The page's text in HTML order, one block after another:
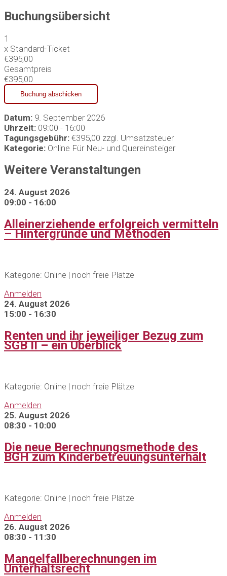
Buchungsübersicht
1
x Standard-Ticket
€395,00
Gesamtpreis
€395,00
Datum: 9. September 2026
Uhrzeit: 09:00 - 16:00
Tagungsgebühr: €395,00 zzgl. Umsatzsteuer
Kategorie: Online Für Neu- und Quereinsteiger
Weitere Veranstaltungen
24. August 2026
09:00 - 16:00
Alleinerziehende erfolgreich vermitteln
– Hintergründe und Methoden
Kategorie: Online | noch freie Plätze
Anmelden
24. August 2026
15:00 - 16:30
Renten und ihr jeweiliger Bezug zum
SGB II – ein Überblick
Kategorie: Online | noch freie Plätze
Anmelden
25. August 2026
08:30 - 10:00
Die neue Berechnungsmethode des
BGH zum Kinderbetreuungsunterhalt
Kategorie: Online | noch freie Plätze
Anmelden
26. August 2026
08:30 - 11:30
Mangelfallberechnungen im
Unterhaltsrecht